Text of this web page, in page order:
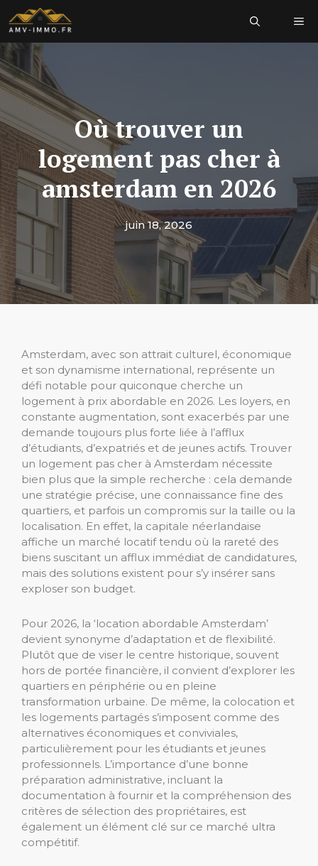
au
Où trouver un
logement pas cher à
amsterdam en 2026
juin 18, 2026
Amsterdam, avec son attrait culturel, économique
et son dynamisme international, représente un
défi notable pour quiconque cherche un
logement à prix abordable en 2026. Les loyers, en
constante augmentation, sont exacerbés par une
demande toujours plus forte liée à l’afflux
d’étudiants, d’expatriés et de jeunes actifs. Trouver
un logement pas cher à Amsterdam nécessite
bien plus que la simple recherche : cela demande
une stratégie précise, une connaissance fine des
quartiers, et parfois un compromis sur la taille ou la
localisation. En effet, la capitale néerlandaise
affiche un marché locatif tendu où la rareté des
biens suscitant un afflux immédiat de candidatures,
mais des solutions existent pour s’y insérer sans
exploser son budget.
Pour 2026, la ‘location abordable Amsterdam’
devient synonyme d’adaptation et de flexibilité.
Plutôt que de viser le centre historique, souvent
hors de portée financière, il convient d’explorer les
quartiers en périphérie ou en pleine
transformation urbaine. De même, la colocation et
les logements partagés s’imposent comme des
alternatives économiques et conviviales,
particulièrement pour les étudiants et jeunes
professionnels. L’importance d’une bonne
préparation administrative, incluant la
documentation à fournir et la compréhension des
critères de sélection des propriétaires, est
également un élément clé sur ce marché ultra
compétitif.